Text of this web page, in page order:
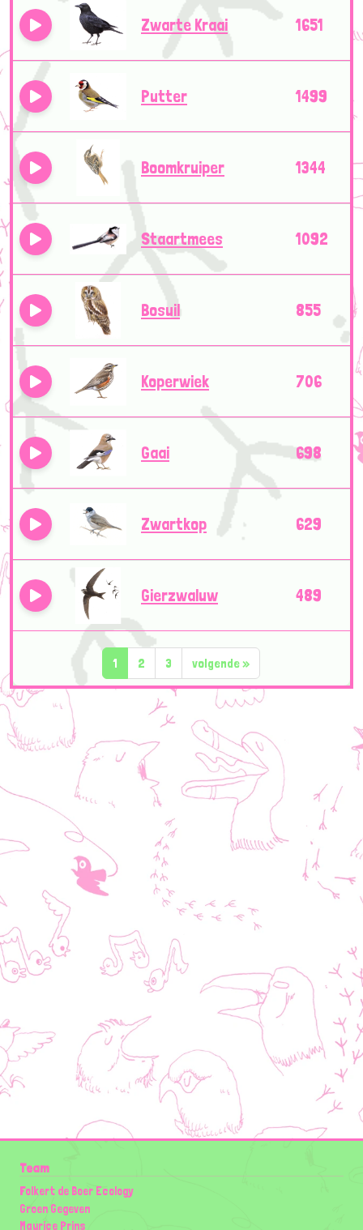
Zwarte Kraai 1651
Putter 1499
Boomkruiper 1344
Staartmees 1092
Bosuil 855
Koperwiek 706
Gaai 698
Zwartkop 629
Gierzwaluw 489
1 2 3 volgende»
Team
Folkert de Boer Ecology
Groen Gegeven
Maurice Prins